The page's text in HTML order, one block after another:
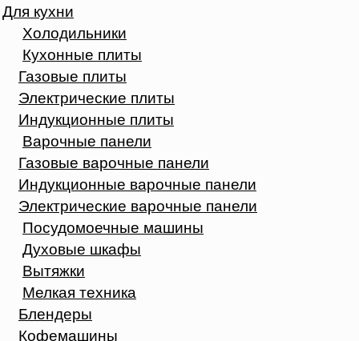
Для кухни
Холодильники
Кухонные плиты
Газовые плиты
Электрические плиты
Индукционные плиты
Варочные панели
Газовые варочные панели
Индукционные варочные панели
Электрические варочные панели
Посудомоечные машины
Духовые шкафы
Вытяжки
Мелкая техника
Блендеры
Кофемашины